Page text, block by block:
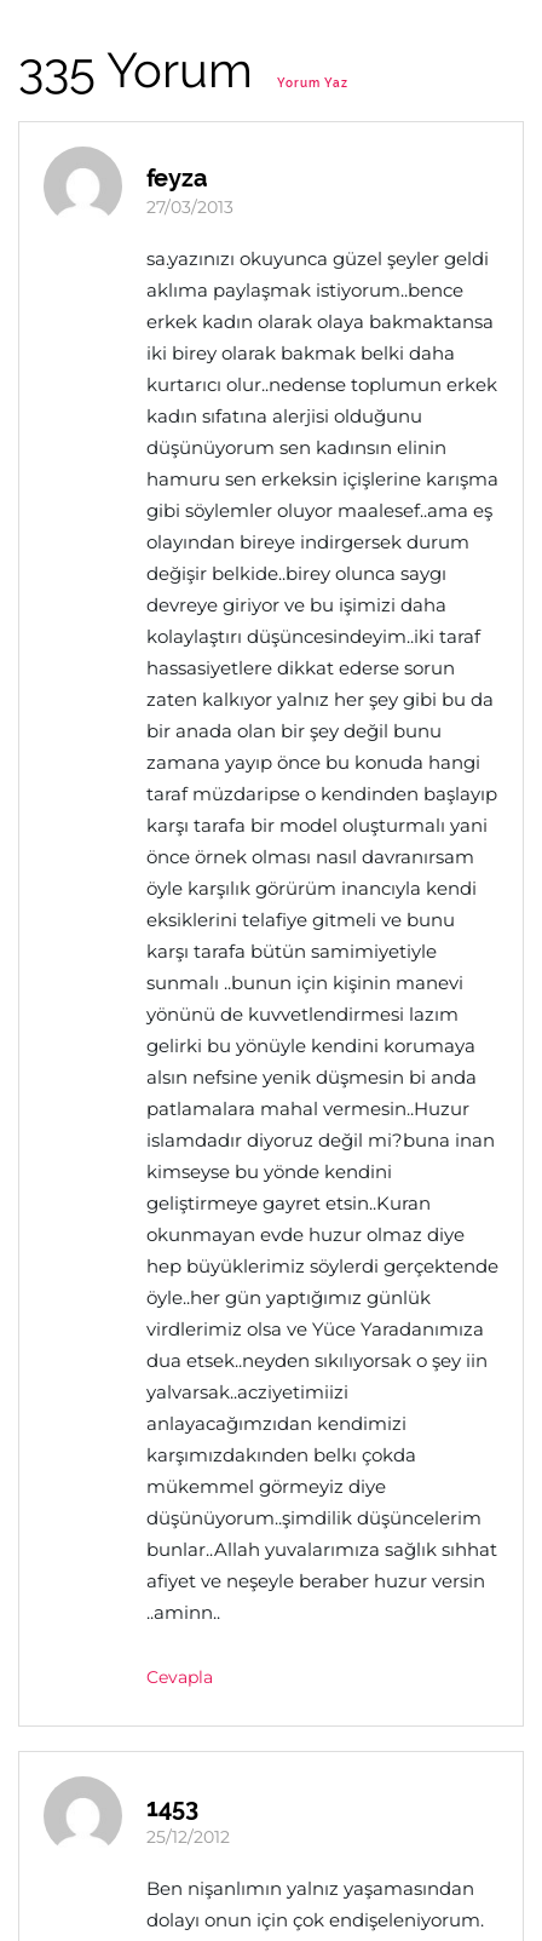
335 Yorum Yorum Yaz
feyza
27/03/2013
sa.yazınızı okuyunca güzel şeyler geldi
aklıma paylaşmak istiyorum..bence
erkek kadın olarak olaya bakmaktansa
iki birey olarak bakmak belki daha
kurtarıcı olur..nedense toplumun erkek
kadın sıfatına alerjisi olduğunu
düşünüyorum sen kadınsın elinin
hamuru sen erkeksin içişlerine karışma
gibi söylemler oluyor maalesef..ama eş
olayından bireye indirgersek durum
değişir belkide..birey olunca saygı
devreye giriyor ve bu işimizi daha
kolaylaştırı düşüncesindeyim..iki taraf
hassasiyetlere dikkat ederse sorun
zaten kalkıyor yalnız her şey gibi bu da
bir anada olan bir şey değil bunu
zamana yayıp önce bu konuda hangi
taraf müzdaripse o kendinden başlayıp
karşı tarafa bir model oluşturmalı yani
önce örnek olması nasıl davranırsam
öyle karşılık görürüm inancıyla kendi
eksiklerini telafiye gitmeli ve bunu
karşı tarafa bütün samimiyetiyle
sunmalı ..bunun için kişinin manevi
yönünü de kuvvetlendirmesi lazım
gelirki bu yönüyle kendini korumaya
alsın nefsine yenik düşmesin bi anda
patlamalara mahal vermesin..Huzur
islamdadır diyoruz değil mi?buna inan
kimseyse bu yönde kendini
geliştirmeye gayret etsin..Kuran
okunmayan evde huzur olmaz diye
hep büyüklerimiz söylerdi gerçektende
öyle..her gün yaptığımız günlük
virdlerimiz olsa ve Yüce Yaradanımıza
dua etsek..neyden sıkılıyorsak o şey iin
yalvarsak..acziyetimiizi
anlayacağımzıdan kendimizi
karşımızdakınden belkı çokda
mükemmel görmeyiz diye
düşünüyorum..şimdilik düşüncelerim
bunlar..Allah yuvalarımıza sağlık sıhhat
afiyet ve neşeyle beraber huzur versin
..aminn..
Cevapla
1453
25/12/2012
Ben nişanlımın yalnız yaşamasından
dolayı onun için çok endişeleniyorum.